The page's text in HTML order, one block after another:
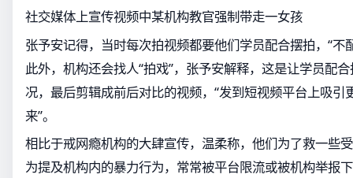
社交媒体上宣传视频中某机构教官强制带走一女孩
张予安记得，当时每次拍视频都要他们学员配合摆拍，“不
此外，机构还会找人“拍戏”，张予安解释，这是让学员配
况，最后剪辑成前后对比的视频，“发到短视频平台上吸引
来”。
相比于戒网瘾机构的大肆宣传，温柔称，他们为了救一些
为提及机构内的暴力行为，常常被平台限流或被机构举报